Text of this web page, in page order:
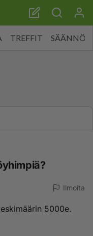
TREFFIT SÄÄNNÖT
Ilmoita
5000e.